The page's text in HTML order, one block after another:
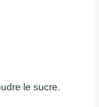
le sucre.